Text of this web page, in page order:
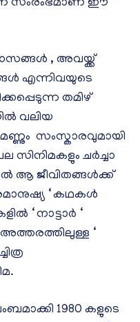
സംരംഭമാണ് ഈ
, അവയ്ക്ക്
എന്നിവയുടെ
തമിഴ്
വലിയ
മണ്ണും സംസ്കാരവുമായി
സിനിമകളും ചർച്ചാ
ആ ജീവിതങ്ങൾക്ക്
‘ കഥകൾ
‘ നാട്ടാർ ‘
‘
1980 കളുടെ